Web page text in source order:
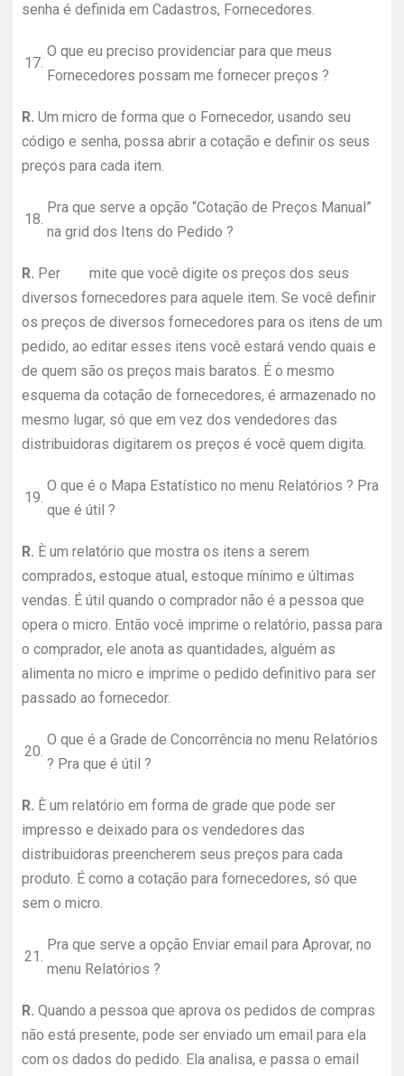
senha é definida em Cadastros, Fornecedores.
17.
O que eu preciso providenciar para que meus
Fornecedores possam me fornecer preços ?
R. Um micro de forma que o Fornecedor, usando seu
código e senha, possa abrir a cotação e definir os seus
preços para cada item.
18.
Pra que serve a opção “Cotação de Preços Manual”
na grid dos Itens do Pedido ?
R. Per mite que você digite os preços dos seus
diversos fornecedores para aquele item. Se você definir
os preços de diversos fornecedores para os itens de um
pedido, ao editar esses itens você estará vendo quais e
de quem são os preços mais baratos. É o mesmo
esquema da cotação de fornecedores, é armazenado no
mesmo lugar, só que em vez dos vendedores das
distribuidoras digitarem os preços é você quem digita.
19.
O que é o Mapa Estatístico no menu Relatórios ? Pra
que é útil ?
R. È um relatório que mostra os itens a serem
comprados, estoque atual, estoque mínimo e últimas
vendas. É útil quando o comprador não é a pessoa que
opera o micro. Então você imprime o relatório, passa para
o comprador, ele anota as quantidades, alguém as
alimenta no micro e imprime o pedido definitivo para ser
passado ao fornecedor.
20.
O que é a Grade de Concorrência no menu Relatórios
? Pra que é útil ?
R. È um relatório em forma de grade que pode ser
impresso e deixado para os vendedores das
distribuidoras preencherem seus preços para cada
produto. É como a cotação para fornecedores, só que
sem o micro.
21.
Pra que serve a opção Enviar email para Aprovar, no
menu Relatórios ?
R. Quando a pessoa que aprova os pedidos de compras
não está presente, pode ser enviado um email para ela
com os dados do pedido. Ela analisa, e passa o email